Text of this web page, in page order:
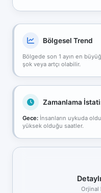
Bölgesel Trend
Bölgede son 1 ayın en
şok veya artçı olabilir.
Zamanlama
Gece: İnsanların uykuda
yüksek olduğu saatler.
Orjinal